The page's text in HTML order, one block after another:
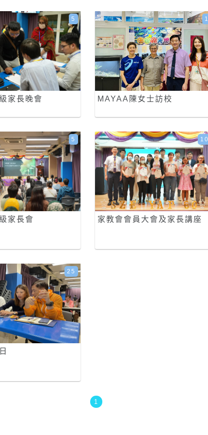
家長晚會
5
MAYAA陳女士訪校
1
家長會
5
家教會會員大會及家長講座
10
25
1